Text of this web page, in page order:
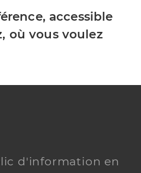
accessible
où vous voulez
d'information en